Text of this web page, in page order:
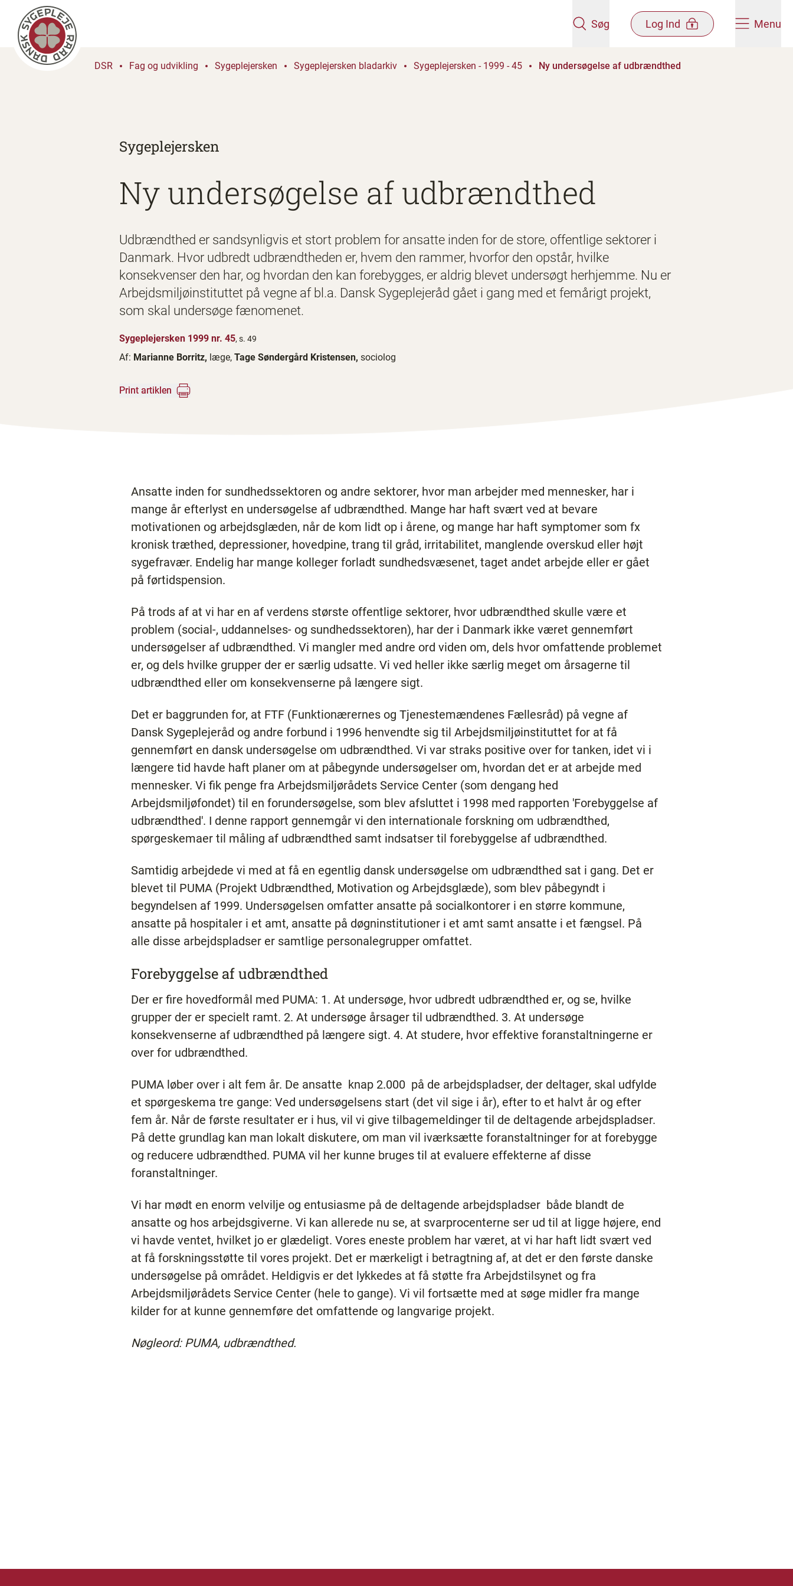
Søg Log Ind Menu
DSR Fag og udvikling Sygeplejersken Sygeplejersken bladarkiv Sygeplejersken - 1999 - 45 Ny undersøgelse af udbrændthed
Sygeplejersken
Ny undersøgelse af udbrændthed
Udbrændthed er sandsynligvis et stort problem for ansatte inden for de store, offentlige sektorer i
Danmark. Hvor udbredt udbrændtheden er, hvem den rammer, hvorfor den opstår, hvilke
konsekvenser den har, og hvordan den kan forebygges, er aldrig blevet undersøgt herhjemme. Nu er
Arbejdsmiljøinstituttet på vegne af bl.a. Dansk Sygeplejeråd gået i gang med et femårigt projekt,
som skal undersøge fænomenet.
Sygeplejersken 1999 nr. 45, s. 49
Af: Marianne Borritz, læge, Tage Søndergård Kristensen, sociolog
Print artiklen
Ansatte inden for sundhedssektoren og andre sektorer, hvor man arbejder med mennesker, har i
mange år efterlyst en undersøgelse af udbrændthed. Mange har haft svært ved at bevare
motivationen og arbejdsglæden, når de kom lidt op i årene, og mange har haft symptomer som fx
kronisk træthed, depressioner, hovedpine, trang til gråd, irritabilitet, manglende overskud eller højt
sygefravær. Endelig har mange kolleger forladt sundhedsvæsenet, taget andet arbejde eller er gået
på førtidspension.
På trods af at vi har en af verdens største offentlige sektorer, hvor udbrændthed skulle være et
problem (social-, uddannelses- og sundhedssektoren), har der i Danmark ikke været gennemført
undersøgelser af udbrændthed. Vi mangler med andre ord viden om, dels hvor omfattende problemet
er, og dels hvilke grupper der er særlig udsatte. Vi ved heller ikke særlig meget om årsagerne til
udbrændthed eller om konsekvenserne på længere sigt.
Det er baggrunden for, at FTF (Funktionærernes og Tjenestemændenes Fællesråd) på vegne af
Dansk Sygeplejeråd og andre forbund i 1996 henvendte sig til Arbejdsmiljøinstituttet for at få
gennemført en dansk undersøgelse om udbrændthed. Vi var straks positive over for tanken, idet vi i
længere tid havde haft planer om at påbegynde undersøgelser om, hvordan det er at arbejde med
mennesker. Vi fik penge fra Arbejdsmiljørådets Service Center (som dengang hed
Arbejdsmiljøfondet) til en forundersøgelse, som blev afsluttet i 1998 med rapporten 'Forebyggelse af
udbrændthed'. I denne rapport gennemgår vi den internationale forskning om udbrændthed,
spørgeskemaer til måling af udbrændthed samt indsatser til forebyggelse af udbrændthed.
Samtidig arbejdede vi med at få en egentlig dansk undersøgelse om udbrændthed sat i gang. Det er
blevet til PUMA (Projekt Udbrændthed, Motivation og Arbejdsglæde), som blev påbegyndt i
begyndelsen af 1999. Undersøgelsen omfatter ansatte på socialkontorer i en større kommune,
ansatte på hospitaler i et amt, ansatte på døgninstitutioner i et amt samt ansatte i et fængsel. På
alle disse arbejdspladser er samtlige personalegrupper omfattet.
Forebyggelse af udbrændthed
Der er fire hovedformål med PUMA: 1. At undersøge, hvor udbredt udbrændthed er, og se, hvilke
grupper der er specielt ramt. 2. At undersøge årsager til udbrændthed. 3. At undersøge
konsekvenserne af udbrændthed på længere sigt. 4. At studere, hvor effektive foranstaltningerne er
over for udbrændthed.
PUMA løber over i alt fem år. De ansatte ­ knap 2.000 ­ på de arbejdspladser, der deltager, skal udfylde
et spørgeskema tre gange: Ved undersøgelsens start (det vil sige i år), efter to et halvt år og efter
fem år. Når de første resultater er i hus, vil vi give tilbagemeldinger til de deltagende arbejdspladser.
På dette grundlag kan man lokalt diskutere, om man vil iværksætte foranstaltninger for at forebygge
og reducere udbrændthed. PUMA vil her kunne bruges til at evaluere effekterne af disse
foranstaltninger.
Vi har mødt en enorm velvilje og entusiasme på de deltagende arbejdspladser ­ både blandt de
ansatte og hos arbejdsgiverne. Vi kan allerede nu se, at svarprocenterne ser ud til at ligge højere, end
vi havde ventet, hvilket jo er glædeligt. Vores eneste problem har været, at vi har haft lidt svært ved
at få forskningsstøtte til vores projekt. Det er mærkeligt i betragtning af, at det er den første danske
undersøgelse på området. Heldigvis er det lykkedes at få støtte fra Arbejdstilsynet og fra
Arbejdsmiljørådets Service Center (hele to gange). Vi vil fortsætte med at søge midler fra mange
kilder for at kunne gennemføre det omfattende og langvarige projekt.
Nøgleord: PUMA, udbrændthed.